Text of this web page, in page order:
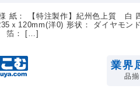
紙： 【特注製作】紀州色上質 白
ｘ120mm(洋0) 形状： ダイヤモン
箔： […]
業界
品揃